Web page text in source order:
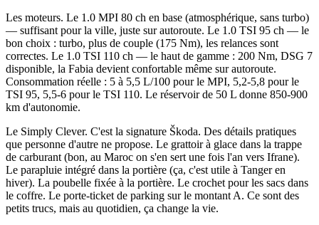
Les moteurs. Le 1.0 MPI 80 ch en base (atmosphérique, sans turbo)
— suffisant pour la ville, juste sur autoroute. Le 1.0 TSI 95 ch — le
bon choix : turbo, plus de couple (175 Nm), les relances sont
correctes. Le 1.0 TSI 110 ch — le haut de gamme : 200 Nm, DSG 7
disponible, la Fabia devient confortable même sur autoroute.
Consommation réelle : 5 à 5,5 L/100 pour le MPI, 5,2-5,8 pour le
TSI 95, 5,5-6 pour le TSI 110. Le réservoir de 50 L donne 850-900
km d'autonomie.
Le Simply Clever. C'est la signature Škoda. Des détails pratiques
que personne d'autre ne propose. Le grattoir à glace dans la trappe
de carburant (bon, au Maroc on s'en sert une fois l'an vers Ifrane).
Le parapluie intégré dans la portière (ça, c'est utile à Tanger en
hiver). La poubelle fixée à la portière. Le crochet pour les sacs dans
le coffre. Le porte-ticket de parking sur le montant A. Ce sont des
petits trucs, mais au quotidien, ça change la vie.